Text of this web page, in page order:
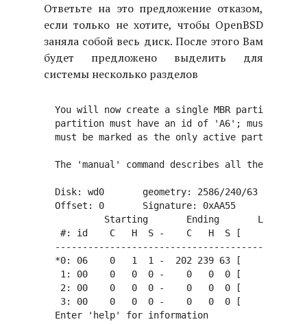
Ответьте на это предложение отказом,
если только не хотите, чтобы OpenBSD
заняла собой весь диск. После этого Вам
будет предложено выделить для
системы несколько разделов
You will now create a single MBR partition
partition must have an id of 'A6'; must
  must be marked as the only active partition.
The 'manual' command describes all the fdisk
Disk: wd0       geometry: 2586/240/63
  Offset: 0       Signature: 0xAA55
           Starting       Ending       LBA Info:
#: id    C   H  S -    C   H  S [
*0: 06    0   1  1 -  202 239 63 [
1: 00    0   0  0 -    0   0  0 [
2: 00    0   0  0 -    0   0  0 [
3: 00    0   0  0 -    0   0  0 [
  Enter 'help' for information